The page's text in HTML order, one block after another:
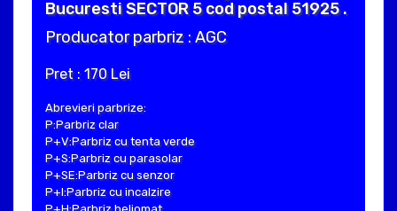
Bucuresti SECTOR 5 cod postal 51925 .
Producator parbriz : AGC
Pret : 170 Lei
Abrevieri parbrize:
P:Parbriz clar
P+V:Parbriz cu tenta verde
P+S:Parbriz cu parasolar
P+SE:Parbriz cu senzor
P+I:Parbriz cu incalzire